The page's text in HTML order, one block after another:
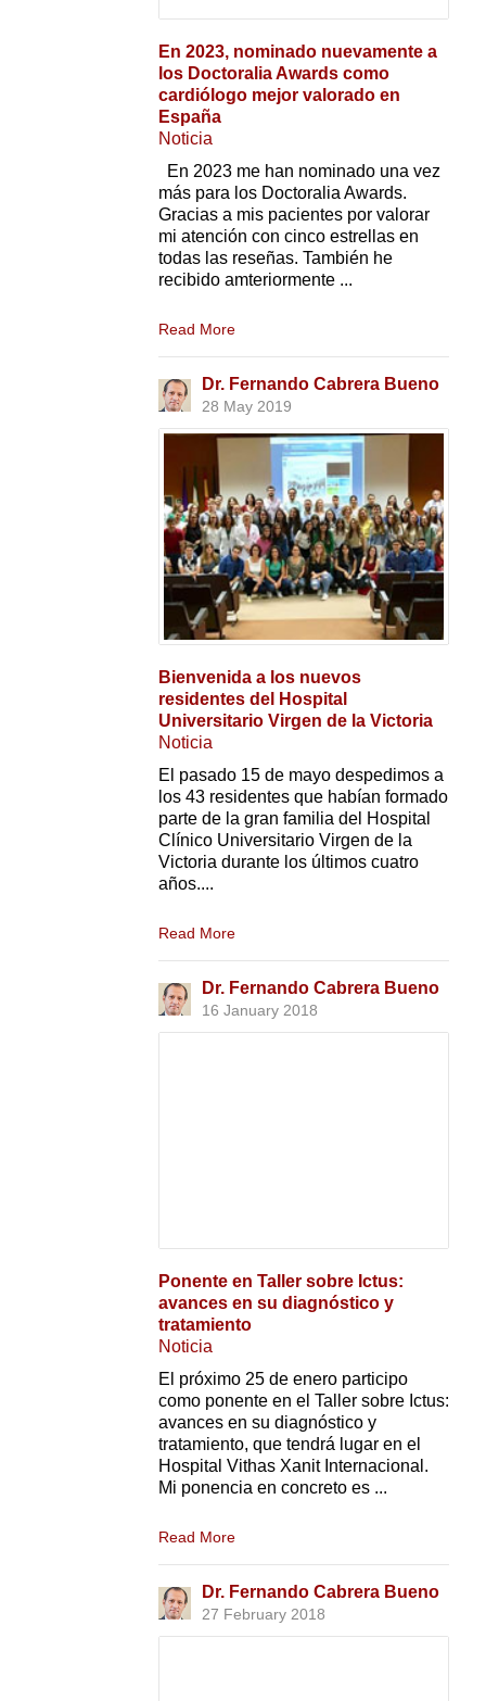
En 2023, nominado nuevamente a
los Doctoralia Awards como
cardiólogo mejor valorado en
España
Noticia
En 2023 me han nominado una vez
más para los Doctoralia Awards.
Gracias a mis pacientes por valorar
mi atención con cinco estrellas en
todas las reseñas. También he
recibido amteriormente ...
Read More
Dr. Fernando Cabrera Bueno
28 May 2019
Bienvenida a los nuevos
residentes del Hospital
Universitario Virgen de la Victoria
Noticia
El pasado 15 de mayo despedimos a
los 43 residentes que habían formado
parte de la gran familia del Hospital
Clínico Universitario Virgen de la
Victoria durante los últimos cuatro
años....
Read More
Dr. Fernando Cabrera Bueno
16 January 2018
Ponente en Taller sobre Ictus:
avances en su diagnóstico y
tratamiento
Noticia
El próximo 25 de enero participo
como ponente en el Taller sobre Ictus:
avances en su diagnóstico y
tratamiento, que tendrá lugar en el
Hospital Vithas Xanit Internacional.
Mi ponencia en concreto es ...
Read More
Dr. Fernando Cabrera Bueno
27 February 2018